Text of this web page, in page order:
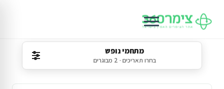
מתחמי נופש
בחרו תאריכים · 2 מבוגרים